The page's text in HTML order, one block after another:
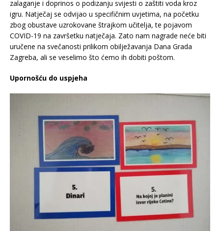
zalaganje i doprinos o podizanju svijesti o zaštiti voda kroz
igru. Natječaj se odvijao u specifičnim uvjetima, na početku
zbog obustave uzrokovane štrajkom učitelja, te pojavom
COVID-19 na završetku natječaja. Zato nam nagrade neće biti
uručene na svečanosti prilikom obilježavanja Dana Grada
Zagreba, ali se veselimo što ćemo ih dobiti poštom.
Upornošću do uspjeha